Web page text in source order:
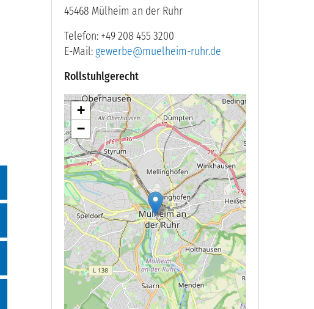
45468 Mülheim an der Ruhr
Telefon +49 208 455 3200
E-Mail gewerbe@muelheim-ruhr.de
Rollstuhlgerecht
+
−